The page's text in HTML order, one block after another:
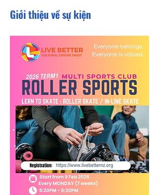
Giới thiệu về sự kiện